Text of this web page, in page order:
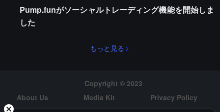
Pump.funがソーシャルトレーディング機能を開始しま
した
もっと見る
Copyright © 2023
About Us
Media Kit
Privacy Policy